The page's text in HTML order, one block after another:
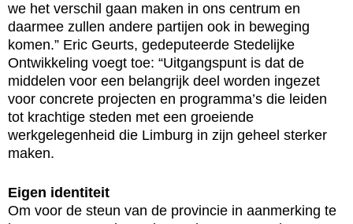
we het verschil gaan maken in ons centrum en
daarmee zullen andere partijen ook in beweging
komen.” Eric Geurts, gedeputeerde Stedelijke
Ontwikkeling voegt toe: “Uitgangspunt is dat de
middelen voor een belangrijk deel worden ingezet
voor concrete projecten en programma’s die leiden
tot krachtige steden met een groeiende
werkgelegenheid die Limburg in zijn geheel sterker
maken.
Eigen identiteit
Om voor de steun van de provincie in aanmerking te